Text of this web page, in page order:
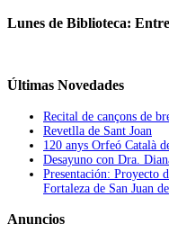
Lunes de Biblioteca:
Últimas Novedades
Recital de cançons de
Revetlla de Sant Joan
120 anys Orfeó Català
Desayuno con Dra.
Presentación: Proyecto
Fortaleza de San Juan
Anuncios